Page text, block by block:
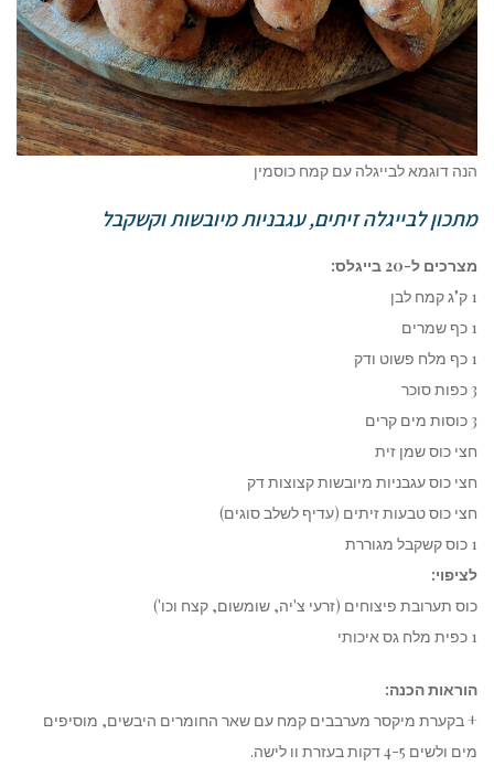
הנה דוגמא לבייגלה עם קמח כוסמין
מתכון לבייגלה זיתים, עגבניות מיובשות וקשקבל
מצרכים ל-20 בייגלס:
1 ק"ג קמח לבן
1 כף שמרים
1 כף מלח פשוט ודק
3 כפות סוכר
3 כוסות מים קרים
חצי כוס שמן זית
חצי כוס עגבניות מיובשות קצוצות דק
חצי כוס טבעות זיתים (עדיף לשלב סוגים)
1 כוס קשקבל מגוררת
לציפוי:
כוס תערובת פיצוחים (זרעי צ'יה, שומשום, קצח וכו')
1 כפית מלח גס איכותי
הוראות הכנה:
+ בקערת מיקסר מערבבים קמח עם שאר החומרים היבשים, מוסיפים
מים ולשים 4-5 דקות בעזרת וו לישה.